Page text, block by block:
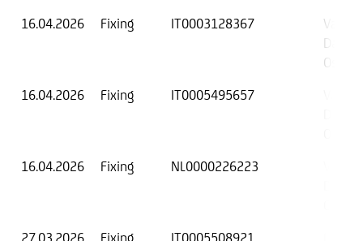
16.04.2026
Fixing IT0003128367
Data di
16.04.2026
Fixing IT0005495657
16.04.2026
Fixing NL0000226223
27.03.2026
Fixing
IT0005508921